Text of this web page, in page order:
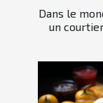
Dans le
un